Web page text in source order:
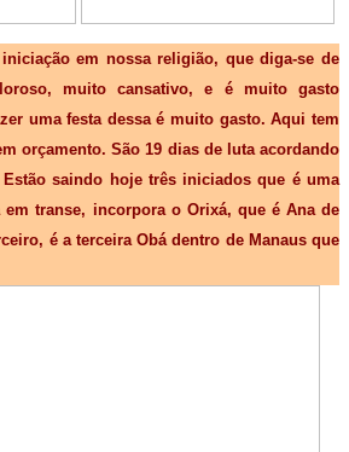
em nossa religião, que diga-se de
muito cansativo, e é muito gasto
uma festa dessa é muito gasto. Aqui tem
orçamento. São 19 dias de luta acordando
saindo hoje três iniciados que é uma
em transe, incorpora o Orixá, que é Ana de
é a terceira Obá dentro de Manaus que